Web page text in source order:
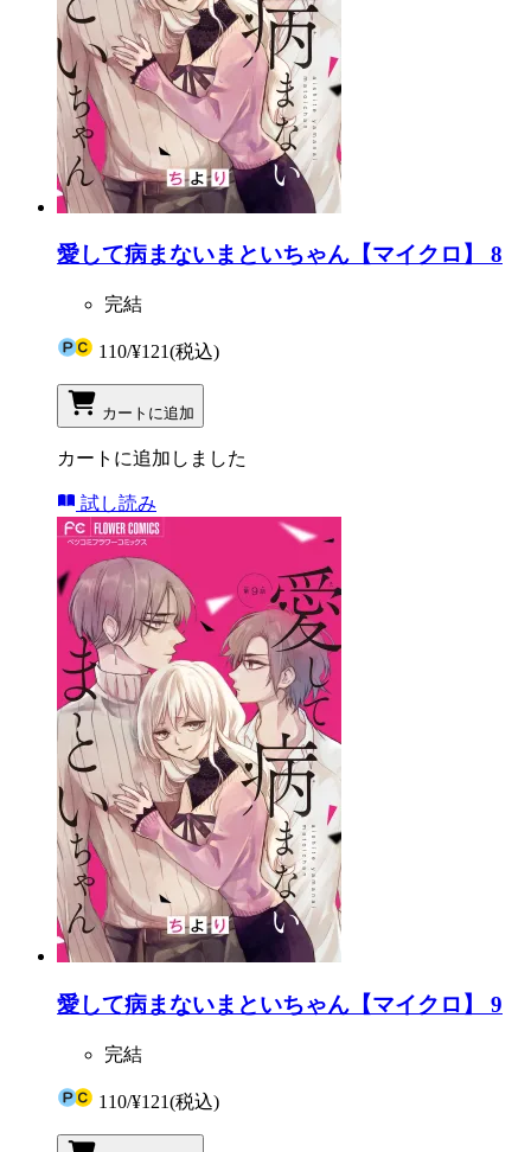
愛して病まないまといちゃん【マイクロ】 8
完結
110/¥121(税込)
カートに追加
カートに追加しました
試し読み
愛して病まないまといちゃん【マイクロ】 9
完結
110/¥121(税込)